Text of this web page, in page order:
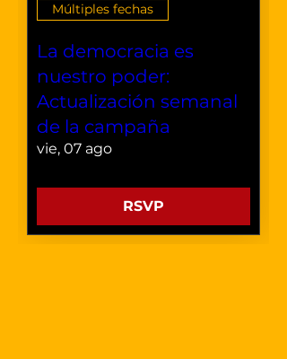
Múltiples fechas
La democracia es
nuestro poder:
Actualización semanal
de la campaña
vie, 07 ago
RSVP